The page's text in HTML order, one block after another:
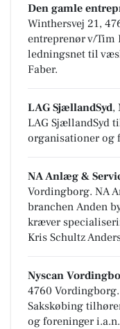
Den gamle
Winthersvej 21,
entreprenør v/Tim
ledningsnet til
Faber.
LAG SjællandSyd,
LAG SjællandSyd
organisationer og
NA Anlæg &
Vordingborg. NA
branchen Anden
kræver
Kris Schultz
Nyscan
4760 Vordingborg.
Sakskøbing
og foreninger i.a.n.